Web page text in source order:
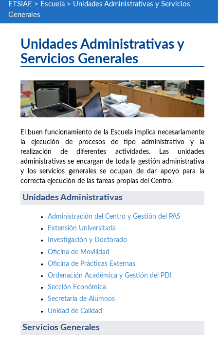
ETSIAE > Escuela> Unidades Administrativas y Servicios
Generales
Unidades Administrativas y
Servicios Generales
El buen funcionamiento de la Escuela implica necesariamente
la ejecución de procesos de tipo administrativo y la
realización de diferentes actividades. Las unidades
administrativas se encargan de toda la gestión administrativa
y los servicios generales se ocupan de dar apoyo para la
correcta ejecución de las tareas propias del Centro.
Unidades Administrativas
Administración del Centro y Gestión del PAS
Extensión Universitaria
Investigación y Doctorado
Oficina de Movilidad
Oficina de Prácticas Externas
Ordenación Académica y Gestión del PDI
Sección Económica
Secretaría de Alumnos
Unidad de Calidad
Servicios Generales